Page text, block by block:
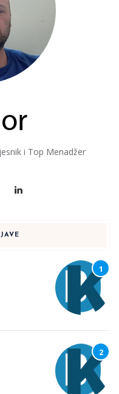
i Top Menadžer